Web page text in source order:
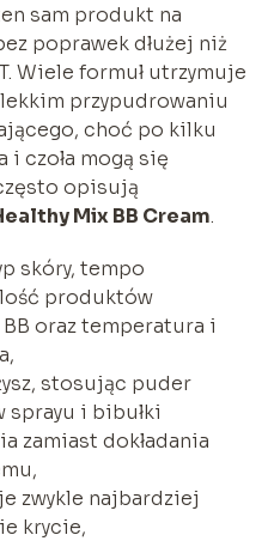
sam produkt na
poprawek dłużej niż
Wiele formuł utrzymuje
przypudrowaniu
choć po kilku
czoła mogą się
opisują
Mix BB Cream.
skóry, tempo
produktów
oraz temperatura i
stosując puder
sprayu i bibułki
zamiast dokładania
zwykle najbardziej
krycie,